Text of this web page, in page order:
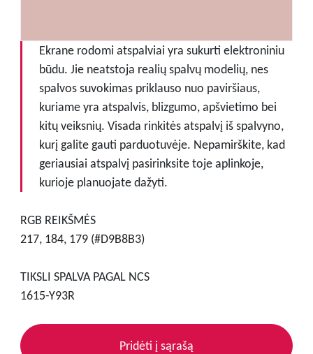
Ekrane rodomi atspalviai yra sukurti elektroniniu
būdu. Jie neatstoja realių spalvų modelių, nes
spalvos suvokimas priklauso nuo paviršiaus,
kuriame yra atspalvis, blizgumo, apšvietimo bei
kitų veiksnių. Visada rinkitės atspalvį iš spalvyno,
kurį galite gauti parduotuvėje. Nepamirškite, kad
geriausiai atspalvį pasirinksite toje aplinkoje,
kurioje planuojate dažyti.
RGB REIKŠMĖS
217, 184, 179 (#D9B8B3)
TIKSLI SPALVA PAGAL NCS
1615-Y93R
Pridėti į sąrašą